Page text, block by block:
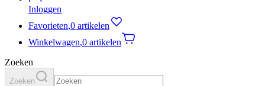
Inloggen
Favorieten,0 artikelen
Winkelwagen,0 artikelen
Zoeken
Zoeken